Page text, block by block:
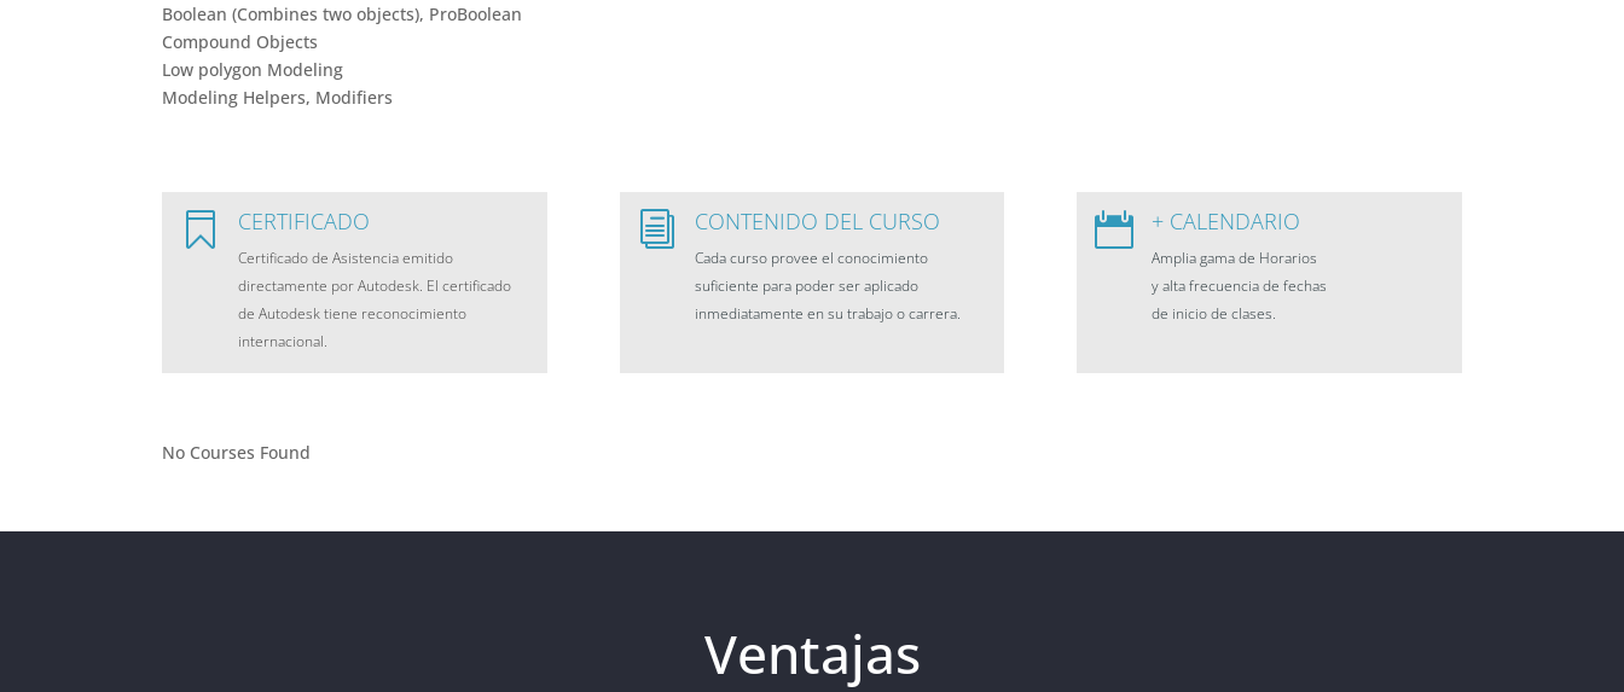
Boolean (Combines two objects), ProBoolean
Compound Objects
Low polygon Modeling
Modeling Helpers, Modifiers
 CERTIFICADO
Certificado de Asistencia emitido
directamente por Autodesk. El certificado
de Autodesk tiene reconocimiento
internacional.
i CONTENIDO DEL CURSO
Cada curso provee el conocimiento
suficiente para poder ser aplicado
inmediatamente en su trabajo o carrera.
 + CALENDARIO
Amplia gama de Horarios
y alta frecuencia de fechas
de inicio de clases.
No Courses Found
Ventajas